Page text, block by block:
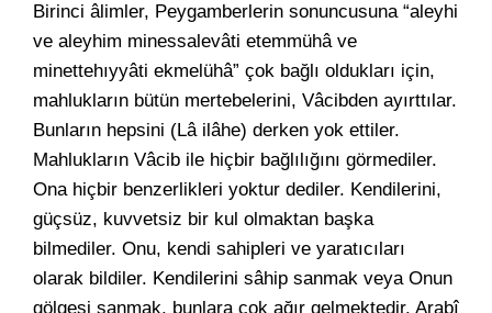
Birinci âlimler, Peygamberlerin sonuncusuna “aleyhi
ve aleyhim minessalevâti etemmühâ ve
minettehıyyâti ekmelühâ” çok bağlı oldukları için,
mahlukların bütün mertebelerini, Vâcibden ayırttılar.
Bunların hepsini (Lâ ilâhe) derken yok ettiler.
Mahlukların Vâcib ile hiçbir bağlılığını görmediler.
Ona hiçbir benzerlikleri yoktur dediler. Kendilerini,
güçsüz, kuvvetsiz bir kul olmaktan başka
bilmediler. Onu, kendi sahipleri ve yaratıcıları
olarak bildiler. Kendilerini sâhip sanmak veya Onun
gölgesi sanmak, bunlara çok ağır gelmektedir. Arabî